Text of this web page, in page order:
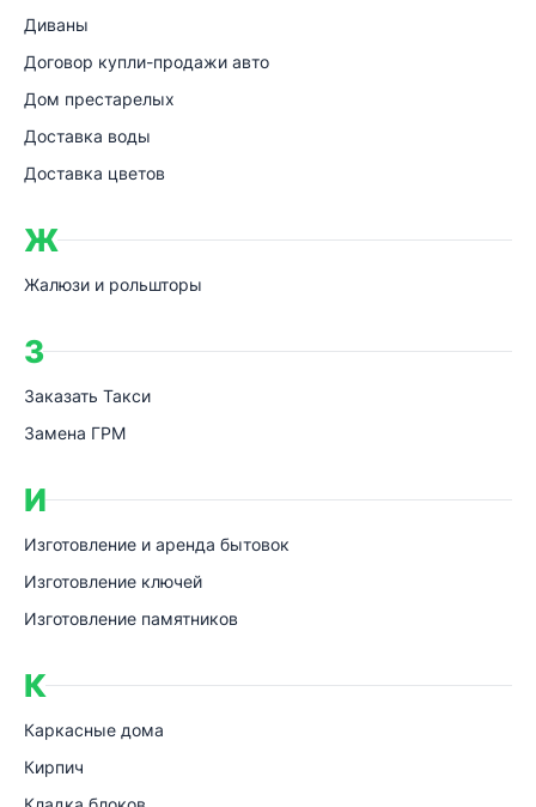
Диваны
Договор купли-продажи авто
Дом престарелых
Доставка воды
Доставка цветов
Ж
Жалюзи и рольшторы
З
Заказать Такси
Замена ГРМ
И
Изготовление и аренда бытовок
Изготовление ключей
Изготовление памятников
К
Каркасные дома
Кирпич